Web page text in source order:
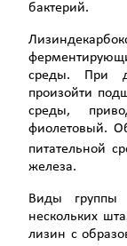
бактерий.
среды. При
произойти
среды,
фиолетовый.
питательной
железа.
Виды группы
нескольких
лизин с